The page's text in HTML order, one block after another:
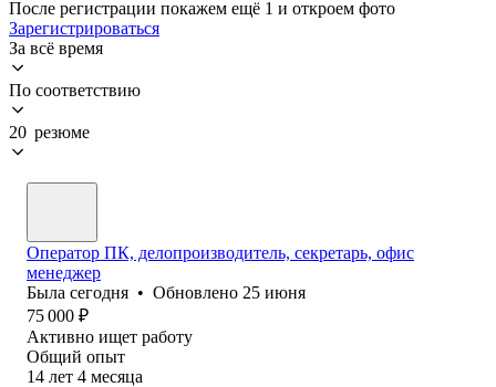
После регистрации покажем ещё 1 и откроем фото
Зарегистрироваться
За всё время
По соответствию
20 резюме
Оператор ПК, делопроизводитель, секретарь, офис
менеджер
Была сегодня • Обновлено 25 июня
75 000 ₽
Активно ищет работу
Общий опыт
14 лет 4 месяца